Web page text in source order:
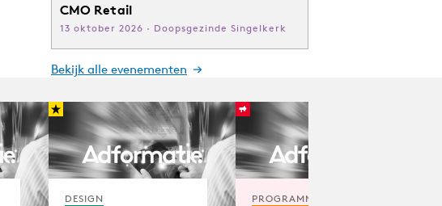
CMO Retail
13 oktober 2026 · Doopsgezinde Singelkerk
Bekijk alle evenementen
DESIGN PROGRAMMATIC